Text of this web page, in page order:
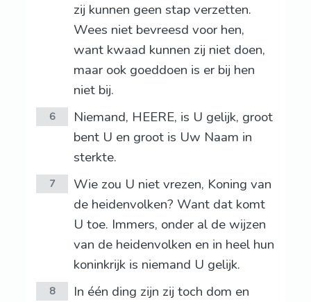
zij kunnen geen stap verzetten.
Wees niet bevreesd voor hen,
want kwaad kunnen zij niet doen,
maar ook goeddoen is er bij hen
niet bij.
6
Niemand, HEERE, is U gelijk, groot
bent U en groot is Uw Naam in
sterkte.
7
Wie zou U niet vrezen, Koning van
de heidenvolken? Want dat komt
U toe. Immers, onder al de wijzen
van de heidenvolken en in heel hun
koninkrijk is niemand U gelijk.
8
In één ding zijn zij toch dom en